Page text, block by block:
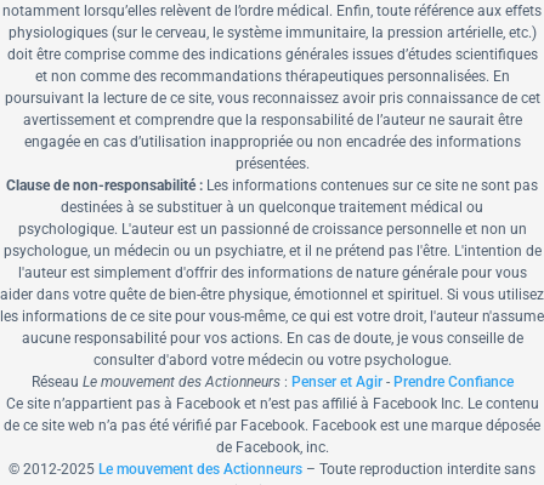
notamment lorsqu’elles relèvent de l’ordre médical. Enfin, toute référence aux effets
physiologiques (sur le cerveau, le système immunitaire, la pression artérielle, etc.)
doit être comprise comme des indications générales issues d’études scientifiques
et non comme des recommandations thérapeutiques personnalisées. En
poursuivant la lecture de ce site, vous reconnaissez avoir pris connaissance de cet
avertissement et comprendre que la responsabilité de l’auteur ne saurait être
engagée en cas d’utilisation inappropriée ou non encadrée des informations
présentées.
Clause de non-responsabilité : Les informations contenues sur ce site ne sont pas
destinées à se substituer à un quelconque traitement médical ou
psychologique. L'auteur est un passionné de croissance personnelle et non un
psychologue, un médecin ou un psychiatre, et il ne prétend pas l'être. L'intention de
l'auteur est simplement d'offrir des informations de nature générale pour vous
aider dans votre quête de bien-être physique, émotionnel et spirituel. Si vous utilisez
les informations de ce site pour vous-même, ce qui est votre droit, l'auteur n'assume
aucune responsabilité pour vos actions. En cas de doute, je vous conseille de
consulter d'abord votre médecin ou votre psychologue.
Réseau Le mouvement des Actionneurs : Penser et Agir - Prendre Confiance
Ce site n’appartient pas à Facebook et n’est pas affilié à Facebook Inc. Le contenu
de ce site web n’a pas été vérifié par Facebook. Facebook est une marque déposée
de Facebook, inc.
© 2012-2025 Le mouvement des Actionneurs – Toute reproduction interdite sans